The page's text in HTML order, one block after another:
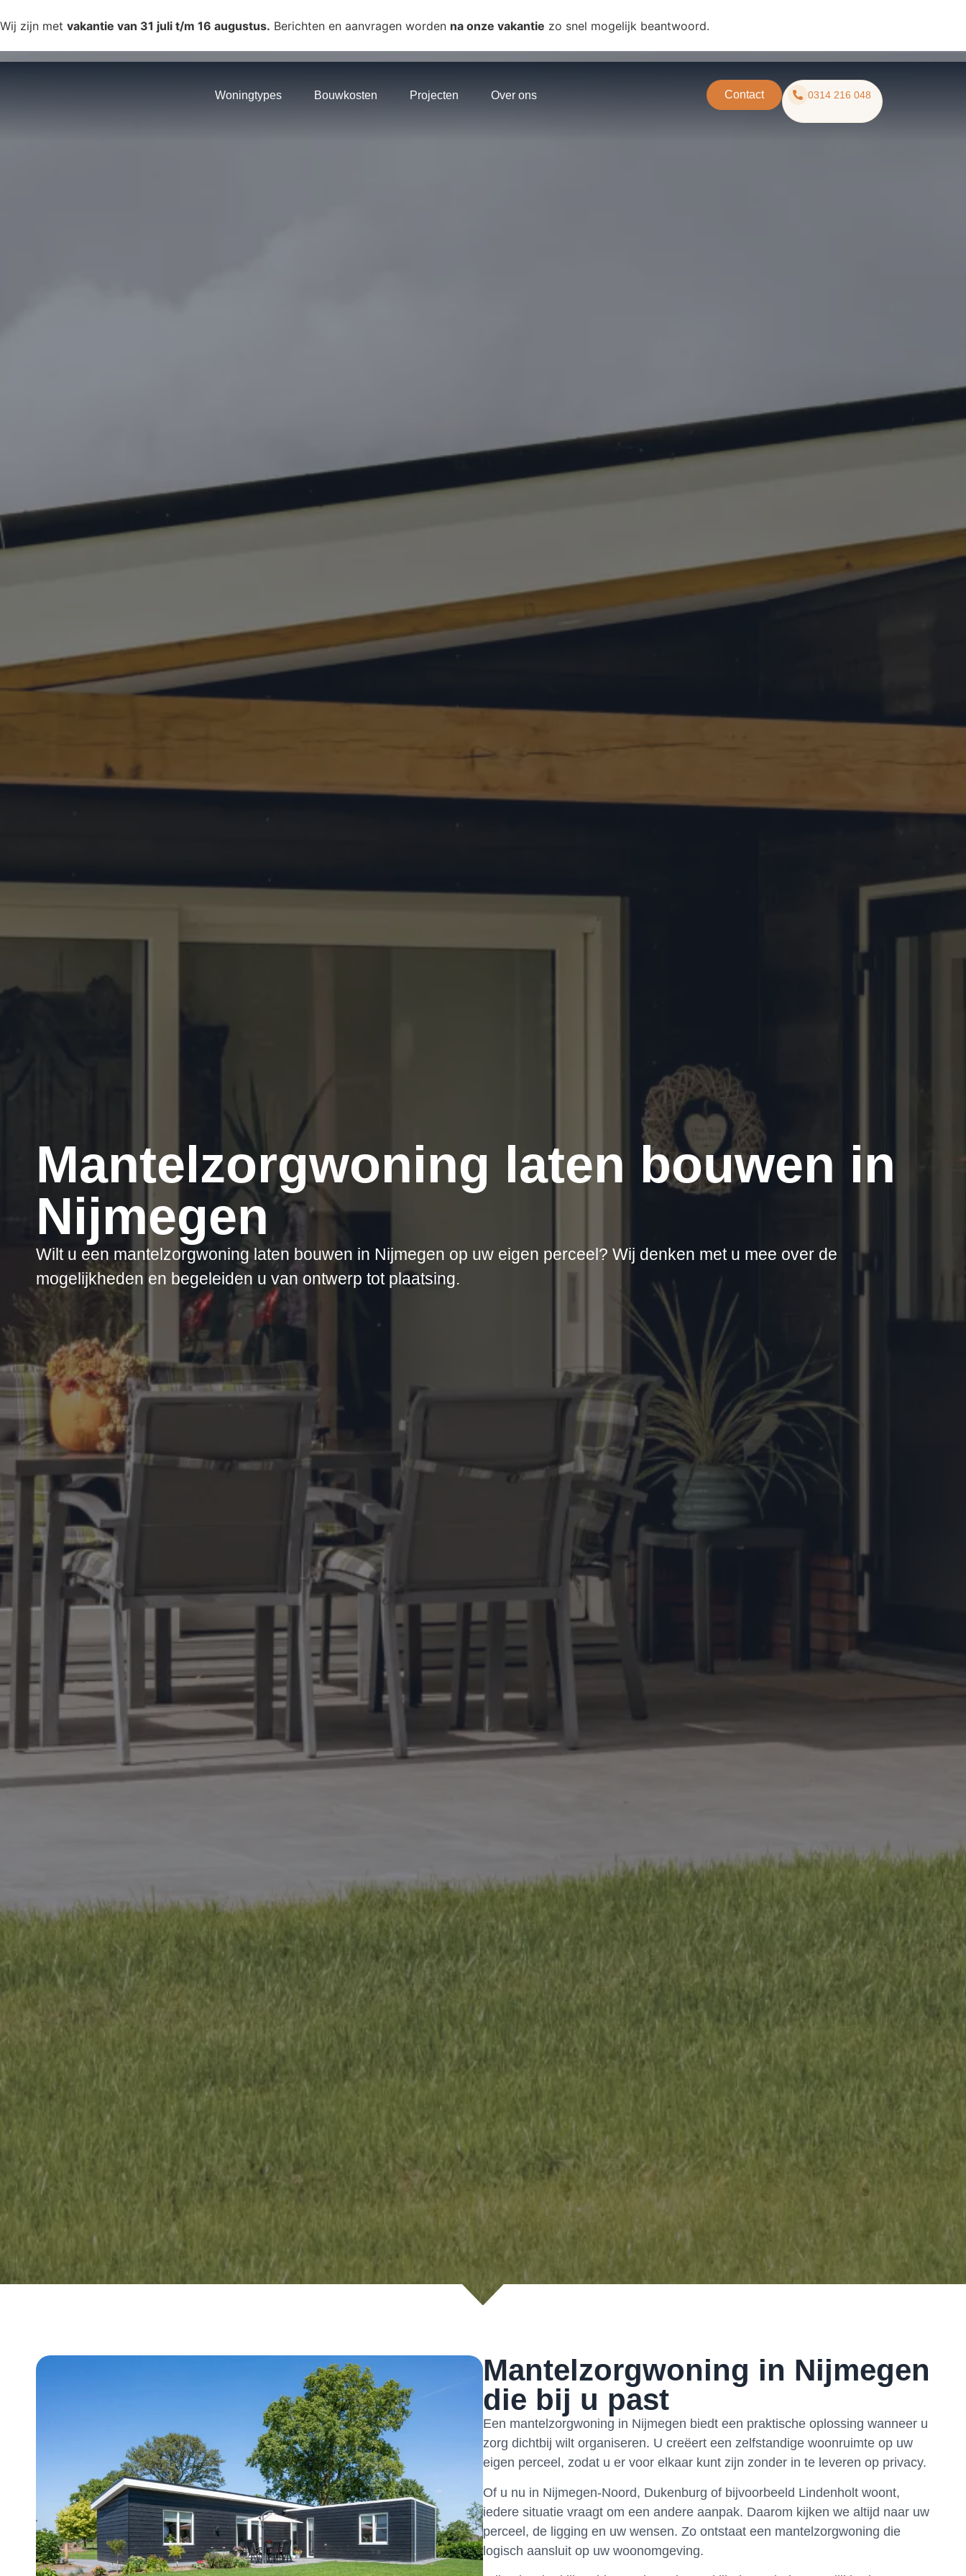
Wij zijn met vakantie van 31 juli t/m 16 augustus. Berichten en aanvragen worden na onze vakantie zo snel mogelijk beantwoord.
Woningtypes Bouwkosten Projecten Over ons Contact 0314 216 048
Mantelzorgwoning laten bouwen in
Nijmegen
Wilt u een mantelzorgwoning laten bouwen in Nijmegen op uw eigen perceel? Wij denken met u mee over de
mogelijkheden en begeleiden u van ontwerp tot plaatsing.
Mantelzorgwoning in Nijmegen
die bij u past
Een mantelzorgwoning in Nijmegen biedt een praktische oplossing wanneer u
zorg dichtbij wilt organiseren. U creëert een zelfstandige woonruimte op uw
eigen perceel, zodat u er voor elkaar kunt zijn zonder in te leveren op privacy.
Of u nu in Nijmegen-Noord, Dukenburg of bijvoorbeeld Lindenholt woont,
iedere situatie vraagt om een andere aanpak. Daarom kijken we altijd naar uw
perceel, de ligging en uw wensen. Zo ontstaat een mantelzorgwoning die
logisch aansluit op uw woonomgeving.